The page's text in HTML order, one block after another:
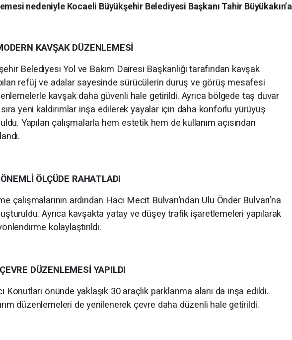
nedeniyle Kocaeli Büyükşehir Belediyesi Başkanı Tahir Büyükakın’a
KAVŞAK DÜZENLEMESİ
Belediyesi Yol ve Bakım Dairesi Başkanlığı tarafından kavşak
refüj ve adalar sayesinde sürücülerin duruş ve görüş mesafesi
kavşak daha güvenli hale getirildi. Ayrıca bölgede taş duvar
sıra yeni kaldırımlar inşa edilerek yayalar için daha konforlu yürüyüş
Yapılan çalışmalarla hem estetik hem de kullanım açısından
ÖLÇÜDE RAHATLADI
çalışmalarının ardından Hacı Mecit Bulvarı’ndan Ulu Önder Bulvarı’na
Ayrıca kavşakta yatay ve düşey trafik işaretlemeleri yapılarak
kolaylaştırıldı.
DÜZENLEMESİ YAPILDI
Konutları önünde yaklaşık 30 araçlık parklanma alanı da inşa edildi.
düzenlemeleri de yenilenerek çevre daha düzenli hale getirildi.